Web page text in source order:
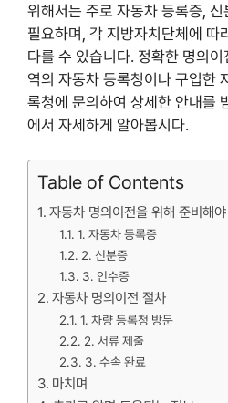
위해서는 주로 자동차 등록증,
필요하며, 각 지방자치단체에 따
다를 수 있습니다. 정확한 명의
역의 자동차 등록청이나 구입한
록청에 문의하여 상세한 안내를
에서 자세하게 알아봅시다.
Table of Contents
자동차 명의이전을 위해 준비해
1. 자동차 등록증
2. 신분증
3. 인수증
자동차 명의이전 절차
1. 차량 등록청 방문
2. 서류 제출
3. 수속 완료
마치며